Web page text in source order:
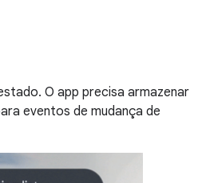
O app precisa armazenar
eventos de mudança de